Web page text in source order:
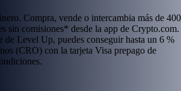
Compra, vende o intercambia más de 400
sin comisiones* desde la app de Crypto.com.
de Level Up, puedes conseguir hasta un 6 %
(CRO) con la tarjeta Visa prepago de